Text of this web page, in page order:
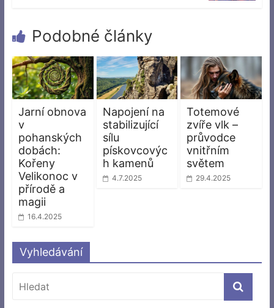
Podobné články
Jarní obnova
v
pohanských
dobách:
Kořeny
Velikonoc v
přírodě a
magii
16.4.2025
Napojení na
stabilizující
sílu
pískovcovýc
h kamenů
4.7.2025
Totemové
zvíře vlk –
průvodce
vnitřním
světem
29.4.2025
Vyhledávání